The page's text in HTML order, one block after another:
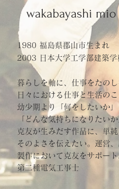
wakabayashi mio
1980 福島県郡山市生まれ
2003 日本大学工学部建築学
暮らしを軸に、仕事をたのし
日々における仕事と生活の
幼少期より「何をしたいか」
「どんな気持ちになりたいか
​克友が生みだす作品に、
単
そのよさを伝えたい。運営、
製作において克友をサポー
第二種電気工事士